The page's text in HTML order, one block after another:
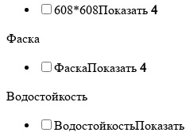
608*608Показать 4
Фаска
ФаскаПоказать 4
Водостойкость
ВодостойкостьПоказать